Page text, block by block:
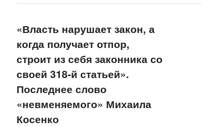
«Власть нарушает закон, а
когда получает отпор,
строит из себя законника со
своей 318-й статьей».
Последнее слово
«невменяемого» Михаила
Косенко